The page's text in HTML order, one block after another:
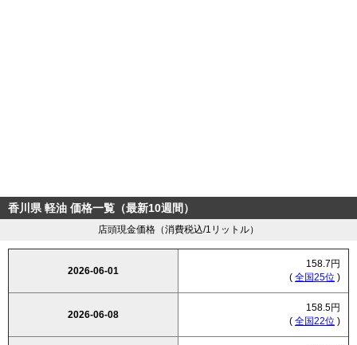
香川県 軽油 価格一覧（最新10週間）
店頭現金価格（消費税込/1リットル）
2026-06-01
158.7円
( 全国25位 )
2026-06-08
158.5円
( 全国22位 )